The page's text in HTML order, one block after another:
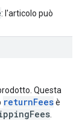
: l'articolo può
Questa
returnFeesè